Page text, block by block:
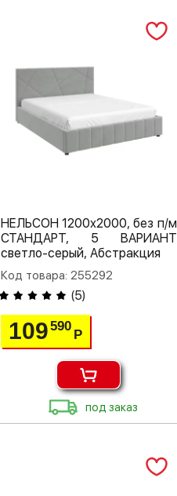
НЕЛЬСОН 1200х2000, без п/м
СТАНДАРТ, 5 ВАРИАНТ
светло-серый, Абстракция
Код товара: 255292
(5)
109590
Р
под заказ